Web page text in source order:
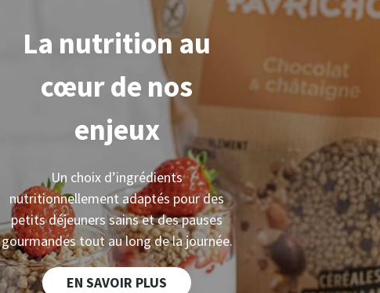
La nutrition au
cœurde nos
enjeux
Un choix d’ingrédients
nutritionnellement adaptés pour des
petits déjeuners sains et des pauses
gourmandes tout au long de la journée.
EN SAVOIR PLUS